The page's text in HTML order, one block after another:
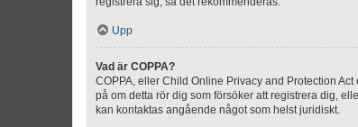
Upp
Vad är COPPA?
COPPA, eller Child Online Privacy and Protection
på om detta rör dig som försöker att registrera dig,
kan kontaktas angående något som helst juridiskt.